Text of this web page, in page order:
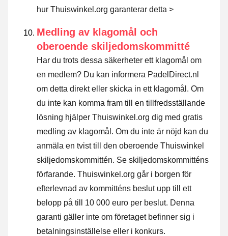
hur Thuiswinkel.org garanterar detta >
Medling av klagomål och
oberoende skiljedomskommitté
Har du trots dessa säkerheter ett klagomål om
en medlem? Du kan informera PadelDirect.nl
om detta direkt eller skicka in ett klagomål . Om
du inte kan komma fram till en tillfredsställande
lösning hjälper Thuiswinkel.org dig med gratis
medling av klagomål. Om du inte är nöjd kan du
anmäla en tvist till den oberoende Thuiswinkel
skiljedomskommittén. Se skiljedomskommitténs
förfarande. Thuiswinkel.org går i borgen för
efterlevnad av kommitténs beslut upp till ett
belopp på till 10 000 euro per beslut. Denna
garanti gäller inte om företaget befinner sig i
betalningsinställelse eller i konkurs.